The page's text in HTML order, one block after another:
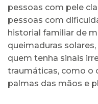
pessoas com pele
pessoas com
historial familiar de
queimaduras
quem tenha sinais
traumáticas, como o
palmas das mãos e